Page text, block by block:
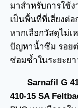
มาสำหรับการใช้
เป็นพื้นที่ที่เสี่ยงต่
หากเลือกวัสดุไม่เ
ปัญหาน้ำซึม รอยต่
ซ่อมซ้ำในระยะยา
Sarnafil G
410-15 SA